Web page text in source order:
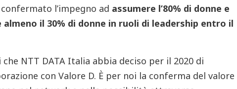
confermato l’impegno ad assumere l’80% di donne e
almeno il 30% di donne in ruoli di leadership entro il
NTT DATA Italia abbia deciso per il 2020 di
con Valore D. È per noi la conferma del valore